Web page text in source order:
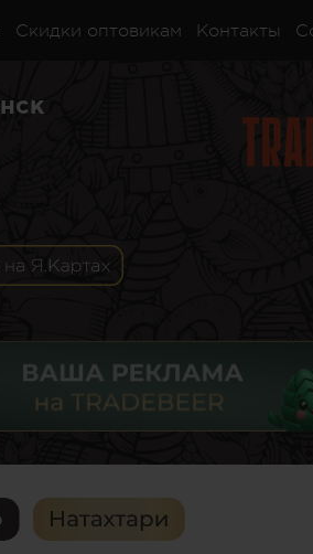
Скидки оптовикам Контакты